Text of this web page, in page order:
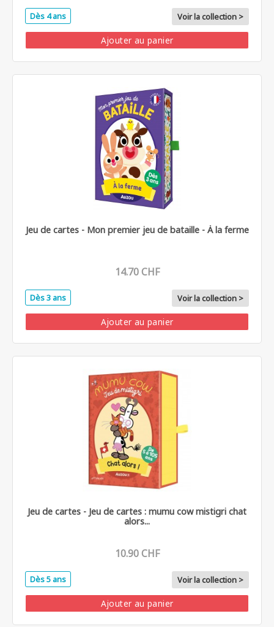
Dès 4 ans Voir la collection >
Ajouter au panier
Jeu de cartes - Mon premier jeu de bataille - À la ferme
14.70 CHF
Dès 3 ans Voir la collection >
Ajouter au panier
Jeu de cartes - Jeu de cartes : mumu cow mistigri chat
alors...
10.90 CHF
Dès 5 ans Voir la collection >
Ajouter au panier